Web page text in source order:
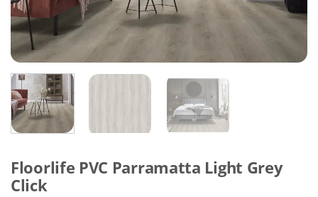
Floorlife PVC Parramatta Light Grey
Click